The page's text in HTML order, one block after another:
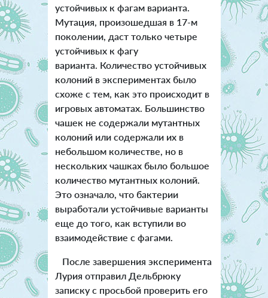
устойчивых к фагам варианта.
Мутация, произошедшая в 17-м
поколении, даст только четыре
устойчивых к фагу
варианта. Количество устойчивых
колоний в экспериментах было
схоже с тем, как это происходит в
игровых автоматах. Большинство
чашек не содержали мутантных
колоний или содержали их в
небольшом количестве, но в
нескольких чашках было большое
количество мутантных колоний.
Это означало, что бактерии
выработали устойчивые варианты
еще до того, как вступили во
взаимодействие с фагами.
После завершения эксперимента
Лурия отправил Дельбрюку
записку с просьбой проверить его